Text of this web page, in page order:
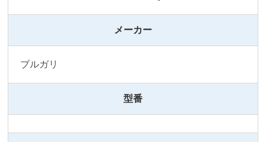
メーカー
ブルガリ
型番